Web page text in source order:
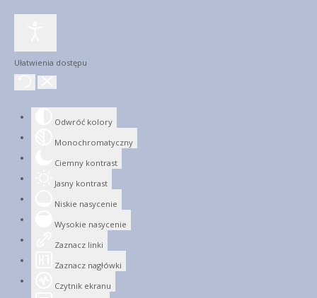
Ułatwienia dostępu
Odwróć kolory
Monochromatyczny
Ciemny kontrast
Jasny kontrast
Niskie nasycenie
Wysokie nasycenie
Zaznacz linki
Zaznacz nagłówki
Czytnik ekranu